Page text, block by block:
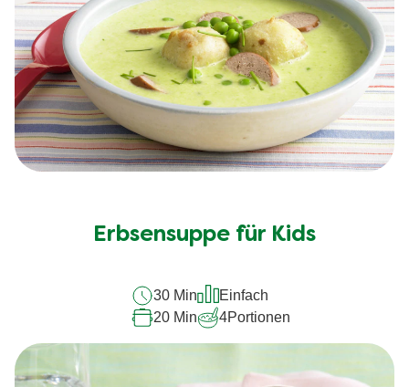
Erbsensuppe für Kids
30 Min
Einfach
20 Min
4Portionen